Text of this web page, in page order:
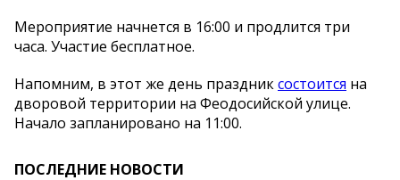
Мероприятие начнется в 16:00 и продлится три
часа. Участие бесплатное.
Напомним, в этот же день праздниксостоится на
дворовой территории на Феодосийской улице.
Начало запланировано на 11:00.
ПОСЛЕДНИЕ НОВОСТИ